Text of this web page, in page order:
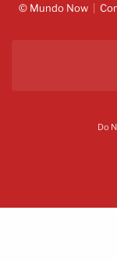
© Mundo Now
Do